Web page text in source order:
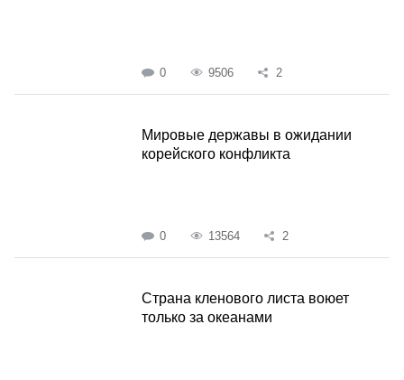
0 9506 2
Мировые державы в ожидании
корейского конфликта
0 13564 2
Страна кленового листа воюет
только за океанами